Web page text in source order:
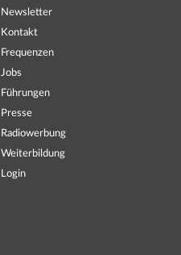
Newsletter
Kontakt
Frequenzen
Jobs
Führungen
Presse
Radiowerbung
Weiterbildung
Login